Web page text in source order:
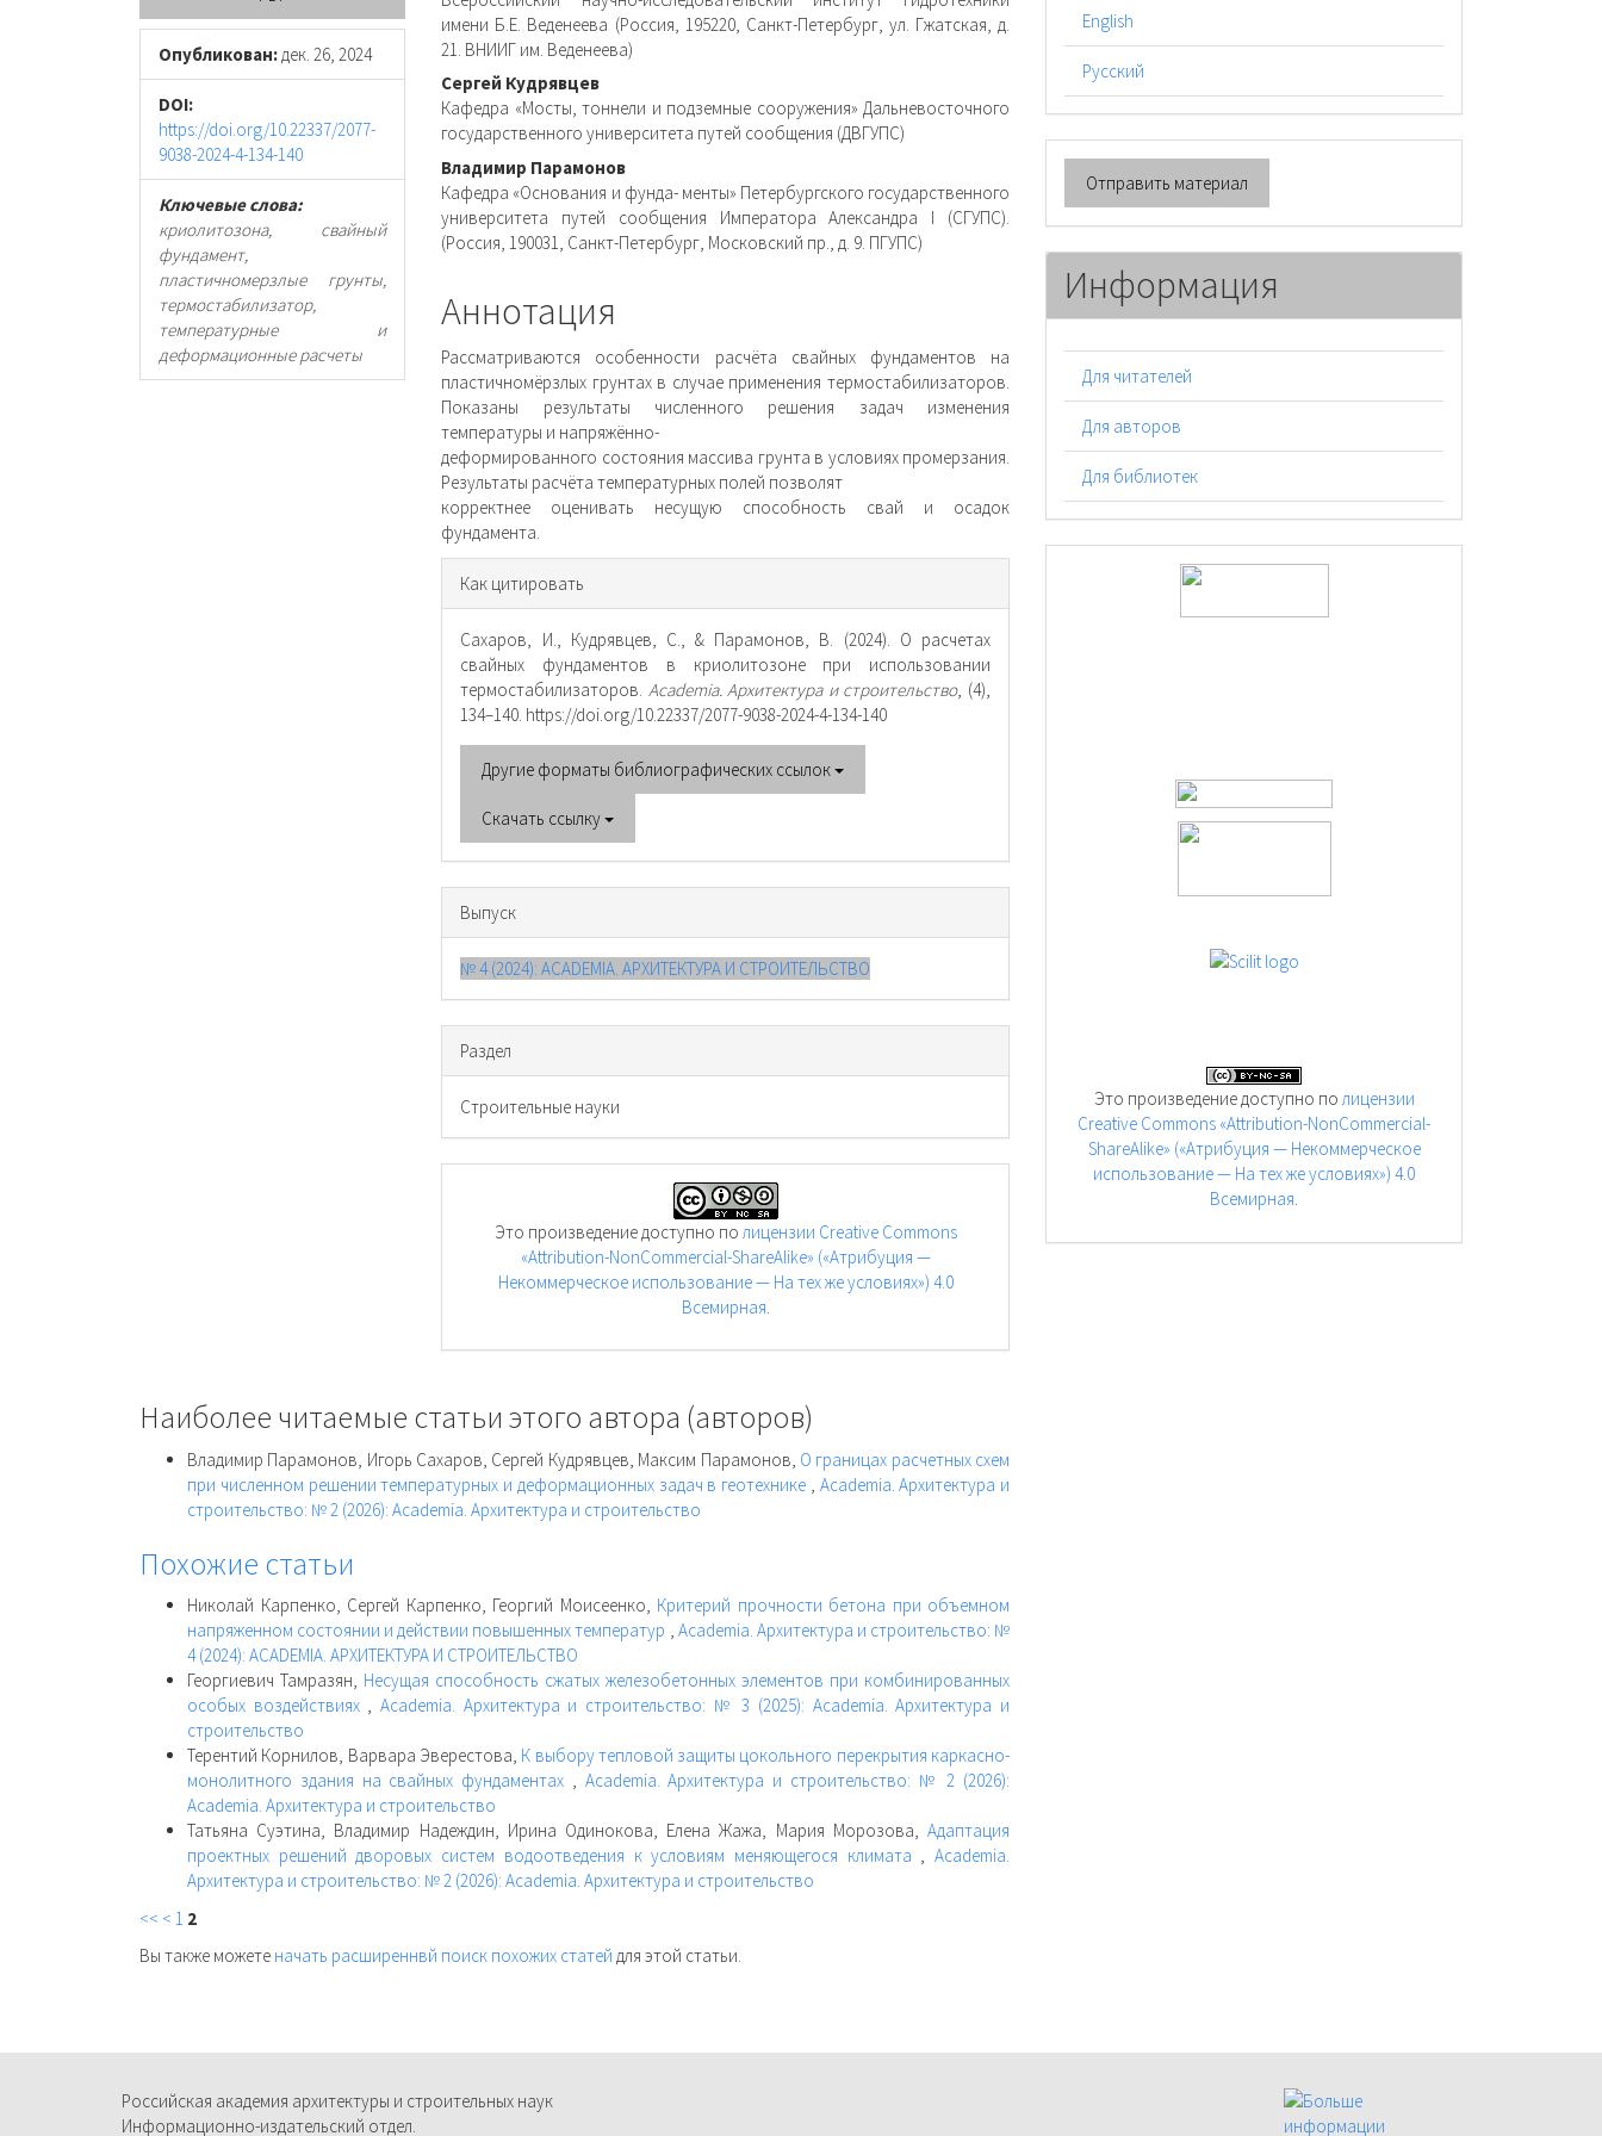
панель
статьи
Опубликован: дек. 26, 2024
DOI:
https://doi.org/10.22337/2077-
9038-2024-4-134-140
Ключевые слова:
криолитозона, свайный
фундамент,
пластичномерзлые грунты,
термостабилизатор,
температурные и
деформационные расчеты
содержимое
статьи
имени Б.Е. Веденеева (Россия, 195220, Санкт-Петербург, ул. Гжатская, д.
21. ВНИИГ им. Веденеева)
Сергей Кудрявцев
Кафедра «Мосты, тоннели и подземные сооружения» Дальневосточного
государственного университета путей сообщения (ДВГУПС)
Владимир Парамонов
Кафедра «Основания и фунда- менты» Петербургского государственного
университета путей сообщения Императора Александра I (СГУПС).
(Россия, 190031, Санкт-Петербург, Московский пр., д. 9. ПГУПС)
Аннотация
Рассматриваются особенности расчёта свайных фундаментов на
пластичномёрзлых грунтах в случае применения термостабилизаторов.
Показаны результаты численного решения задач изменения
температуры и напряжённо-
деформированного состояния массива грунта в условиях промерзания.
Результаты расчёта температурных полей позволят
корректнее оценивать несущую способность свай и осадок
фундамента.
Информация
о статье
Как цитировать
Сахаров, И., Кудрявцев, С., & Парамонов, В. (2024). О расчетах
свайных фундаментов в криолитозоне при использовании
термостабилизаторов. Academia. Архитектура и строительство, (4),
134–140. https://doi.org/10.22337/2077-9038-2024-4-134-140
Другие форматы библиографических ссылок
Скачать ссылку
Выпуск
№ 4 (2024): ACADEMIA. АРХИТЕКТУРА И СТРОИТЕЛЬСТВО
Раздел
Cтроительные науки
Это произведение доступно по лицензии Creative Commons
«Attribution-NonCommercial-ShareAlike» («Атрибуция —
Некоммерческое использование — На тех же условиях») 4.0
Всемирная
Наиболее читаемые статьи этого автора (авторов)
Владимир Парамонов, Игорь Сахаров, Сергей Кудрявцев, Максим Парамонов, О границах расчетных схем
при численном решении температурных и деформационных задач в геотехнике
Academia. Архитектура и
строительство: № 2 (2026): Academia. Архитектура и строительство
Похожие статьи
Николай Карпенко, Сергей Карпенко, Георгий Моисеенко, Критерий прочности бетона при объемном
напряженном состоянии и действии повышенных температур , Academia. Архитектура и строительство: №
4 (2024): ACADEMIA. АРХИТЕКТУРА И СТРОИТЕЛЬСТВО
Георгиевич Тамразян, Несущая способность сжатых железобетонных элементов при комбинированных
особых воздействиях ,Academia. Архитектура и строительство: № 3 (2025): Academia. Архитектура и
строительство
Терентий Корнилов, Варвара Эверестова, К выбору тепловой защиты цокольного перекрытия каркасно-
монолитного здания на свайных фундаментах , Academia. Архитектура и строительство: № 2 (2026):
Academia. Архитектура и строительство
Татьяна Суэтина, Владимир Надеждин, Ирина Одинокова, Елена Жажа, Мария Морозова, Адаптация
проектных решений дворовых систем водоотведения к условиям меняющегося климата ,Academia.
Архитектура и строительство: № 2 (2026): Academia. Архитектура и строительство
<< < 1 2
Вы также можете начать расширеннвй поиск похожих статей для этой статьи.
English
Русский
Отправить
материал
Отправить материал
Информация
Для читателей
Для авторов
Для библиотек
Это произведение доступно полицензии
Creative Commons «Attribution-NonCommercial-
ShareAlike» («Атрибуция — Некоммерческое
использование — На тех же условиях») 4.0
Всемирная.
Российская академия архитектуры и строительных наук
Информационно-издательский отдел.